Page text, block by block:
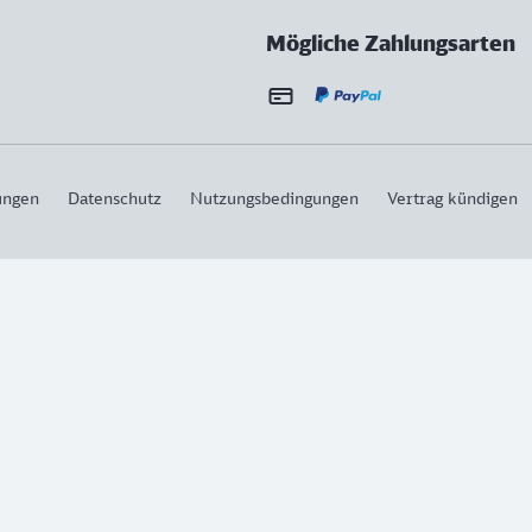
Mögliche Zahlungsarten
Datenschutz Nutzungsbedingungen Vertrag kündigen